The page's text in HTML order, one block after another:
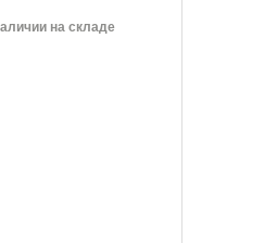
на складе